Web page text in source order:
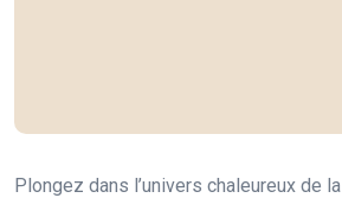
Plongez dans l’univers chaleureux de la